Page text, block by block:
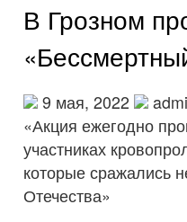
В Грозном
9 мая, 2022
«Акция ежегодно
участниках
которые сражались
Отечества»